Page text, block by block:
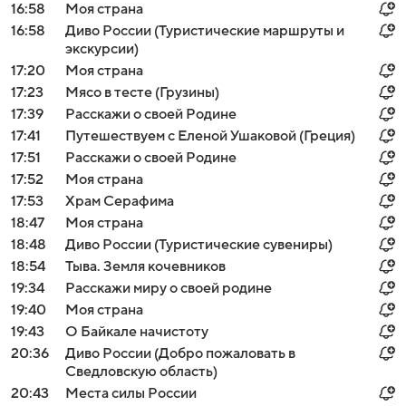
16:58
Моя страна
16:58
Диво России (Туристические маршруты и
экскурсии)
17:20
Моя страна
17:23
Мясо в тесте (Грузины)
17:39
Расскажи о своей Родине
17:41
Путешествуем с Еленой Ушаковой (Греция)
17:51
Расскажи о своей Родине
17:52
Моя страна
17:53
Храм Серафима
18:47
Моя страна
18:48
Диво России (Туристические сувениры)
18:54
Тыва. Земля кочевников
19:34
Расскажи миру о своей родине
19:40
Моя страна
19:43
О Байкале начистоту
20:36
Диво России (Добро пожаловать в
Сведловскую область)
20:43
Места силы России